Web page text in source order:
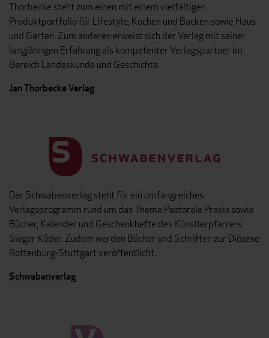
Thorbecke steht zum einen mit einem vielfältigen
Produktportfolio für Lifestyle, Kochen und Backen sowie Haus
und Garten. Zum anderen erweist sich der Verlag mit seiner
langjährigen Erfahrung als kompetenter Verlagspartner im
Bereich Landeskunde und Geschichte.
Jan Thorbecke Verlag
Der Schwabenverlag steht für ein umfangreiches
Verlagsprogramm rund um das Thema Pastorale Praxis sowie
Bücher, Kalender und Geschenkhefte des Künstlerpfarrers
Sieger Köder. Zudem werden Bücher und Schriften zur Diözese
Rottenburg-Stuttgart veröffentlicht.
Schwabenverlag